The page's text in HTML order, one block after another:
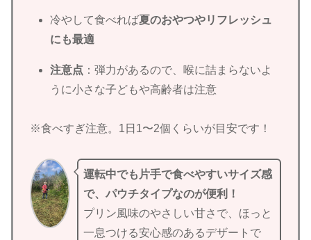
冷やして食べれば夏のおやつやリフレッシュ
にも最適
注意点 ：弾力があるので、喉に詰まらないよ
うに小さな子どもや高齢者は注意
※食べすぎ注意。1日1〜2個くらいが目安です！
運転中でも片手で食べやすいサイズ感
で、パウチタイプなのが便利！
プリン風味のやさしい甘さで、ほっと
一息つける安心感のあるデザートで